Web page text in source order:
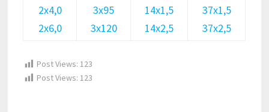
2х4,0
2х6,0
3х95
3х120
14х1,5
14х2,5
37х1,5
37х2,5
Post Views: 123
Post Views: 123